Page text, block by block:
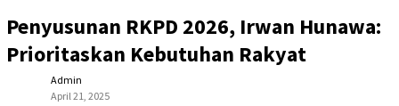
Penyusunan RKPD 2026, Irwan Hunawa:
Prioritaskan Kebutuhan Rakyat
Admin
April 21, 2025